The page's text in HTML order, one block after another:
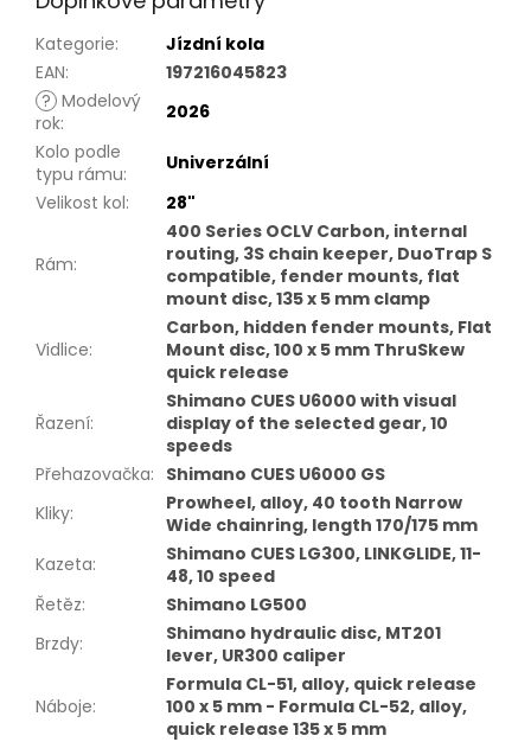
Kategorie:
Jízdní kola
EAN:
197216045823
? Modelový
rok:
2026
Kolo podle
typu rámu:
Univerzální
Velikost kol: 28"
Rám:
400 Series OCLV Carbon, internal
routing, 3S chain keeper, DuoTrap S
compatible, fender mounts, flat
mount disc, 135 x 5 mm clamp
Vidlice:
Carbon, hidden fender mounts, Flat
Mount disc, 100 x 5 mm ThruSkew
quick release
Řazení:
Shimano CUES U6000 with visual
display of the selected gear, 10
speeds
Přehazovačka: Shimano CUES U6000 GS
Kliky:
Prowheel, alloy, 40 tooth Narrow
Wide chainring, length 170/175 mm
Kazeta:
Shimano CUES LG300, LINKGLIDE, 11-
48, 10 speed
Řetěz:
Shimano LG500
Brzdy:
Shimano hydraulic disc, MT201
lever, UR300 caliper
Náboje:
Formula CL-51, alloy, quick release
100 x 5 mm - Formula CL-52, alloy,
quick release 135 x 5 mm